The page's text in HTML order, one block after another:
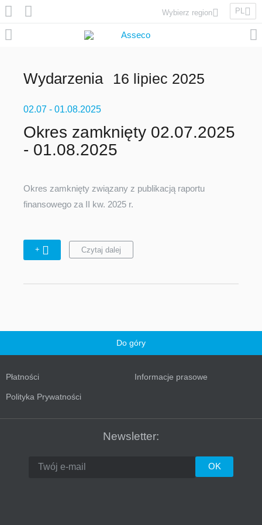
Wybierz region
Asseco Spain
Asseco Central Europe
PL
Wydarzenia 16 lipiec 2025
02.07 - 01.08.2025
Okres zamknięty 02.07.2025
- 01.08.2025
Okres zamknięty związany z publikacją raportu
finansowego za II kw. 2025 r.
+ Czytaj dalej
Do góry
Płatności Informacje prasowe
Polityka Prywatności
Newsletter: